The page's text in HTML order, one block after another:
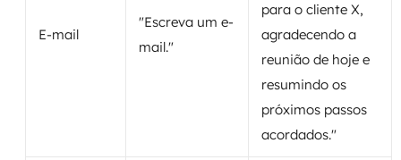
E-mail
"Escreva um e-
mail."
para o cliente X,
agradecendo a
reunião de hoje e
resumindo os
próximos passos
acordados."